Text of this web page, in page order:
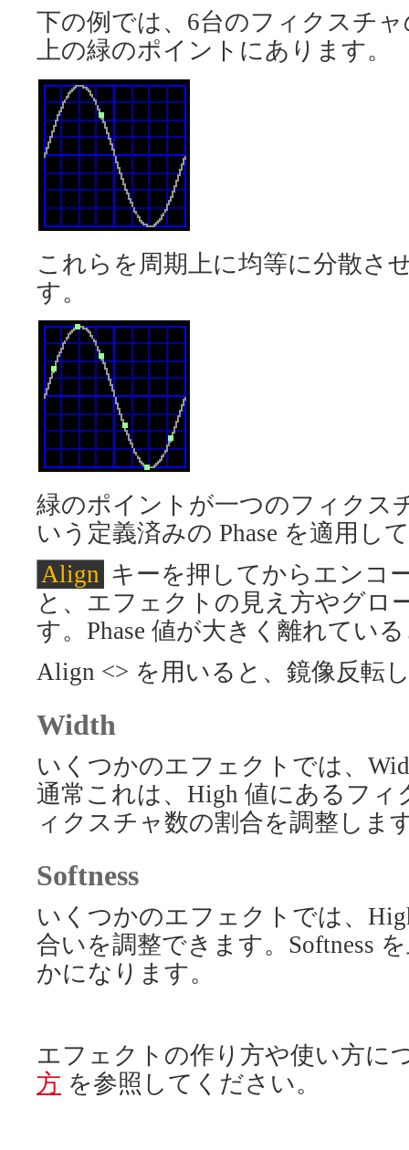
下の例では、6台のフィクスチ
上の緑のポイントにあります。
これらを周期上に均等に分散さ
す。
緑のポイントが一つのフィクス
いう定義済みの Phase を適用し
Align キーを押してからエンコ
と、エフェクトの見え方やグロ
す。Phase 値が大きく離れてい
Align <> を用いると、鏡像反転
Width
いくつかのエフェクトでは、
通常これは、High 値にあるフ
ィクスチャ数の割合を調整しま
Softness
いくつかのエフェクトでは、
合いを調整できます。Softness
かになります。
エフェクトの作り方や使い方に
方 を参照してください。